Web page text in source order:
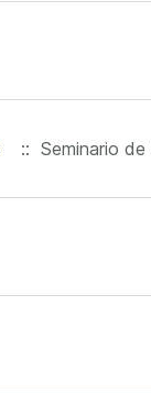
:: Seminario de